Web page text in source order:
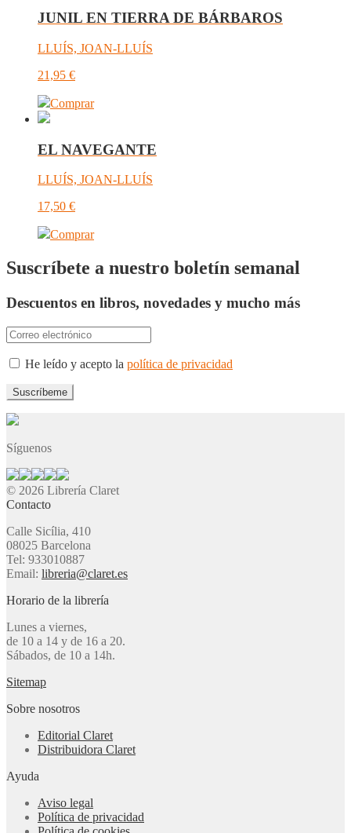
JUNIL EN TIERRA DE BÁRBAROS
LLUÍS, JOAN-LLUÍS
21,95 €
Comprar
EL NAVEGANTE
LLUÍS, JOAN-LLUÍS
17,50 €
Comprar
Suscríbete a nuestro boletín semanal
Descuentos en libros, novedades y mucho más
He leído y acepto la política de privacidad
Síguenos
© 2026 Librería Claret
Contacto
Calle Sicília, 410
08025 Barcelona
Tel: 933010887
Email: libreria@claret.es
Horario de la librería
Lunes a viernes,
de 10 a 14 y de 16 a 20.
Sábados, de 10 a 14h.
Sitemap
Sobre nosotros
Editorial Claret
Distribuidora Claret
Ayuda
Aviso legal
Política de privacidad